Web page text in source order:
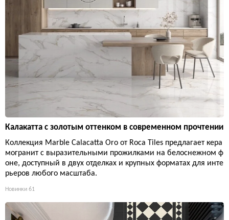
Калакатта с золотым оттенком в современном прочтении
Коллекция Marble Calacatta Oro от Roca Tiles предлагает кера
могранит с выразительными прожилками на белоснежном ф
оне, доступный в двух отделках и крупных форматах для инте
рьеров любого масштаба.
Новинки 61